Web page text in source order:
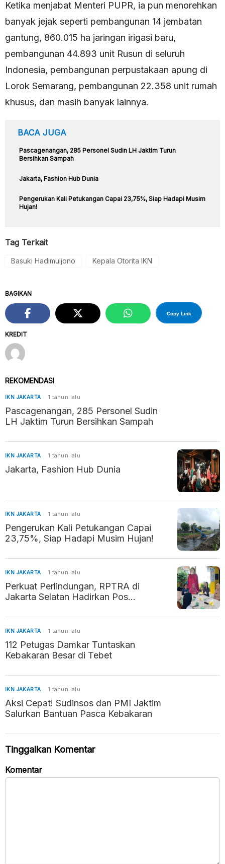
Ketika menjabat Menteri PUPR, ia pun menorehkan
banyak jejak seperti pembangunan 14 jembatan
gantung, 860.015 ha jaringan irigasi baru,
pembangunan 44.893 unit Rusun di seluruh
Indonesia, pembangunan perpustakaan apung di
Lorok Semarang, pembangunan 22.358 unit rumah
khusus, dan masih banyak lainnya.
BACA JUGA
Pascagenangan, 285 Personel Sudin LH Jaktim Turun
Bersihkan Sampah
Jakarta, Fashion Hub Dunia
Pengerukan Kali Petukangan Capai 23,75%, Siap Hadapi Musim
Hujan!
Tag Terkait
Basuki Hadimuljono Kepala Otorita IKN
KREDIT
BAGIKAN
Copy Link
REKOMENDASI
IKN JAKARTA 1 tahun lalu
Pascagenangan, 285 Personel Sudin
LH Jaktim Turun Bersihkan Sampah
IKN JAKARTA 1 tahun lalu
Jakarta, Fashion Hub Dunia
IKN JAKARTA 1 tahun lalu
Pengerukan Kali Petukangan Capai
23,75%, Siap Hadapi Musim Hujan!
IKN JAKARTA 1 tahun lalu
Perkuat Perlindungan, RPTRA di
Jakarta Selatan Hadirkan Pos
IKN JAKARTA 1 tahun lalu
112 Petugas Damkar Tuntaskan
Kebakaran Besar di Tebet
IKN JAKARTA 1 tahun lalu
Aksi Cepat! Sudinsos dan PMI Jaktim
Salurkan Bantuan Pasca Kebakaran
Tinggalkan Komentar
Komentar